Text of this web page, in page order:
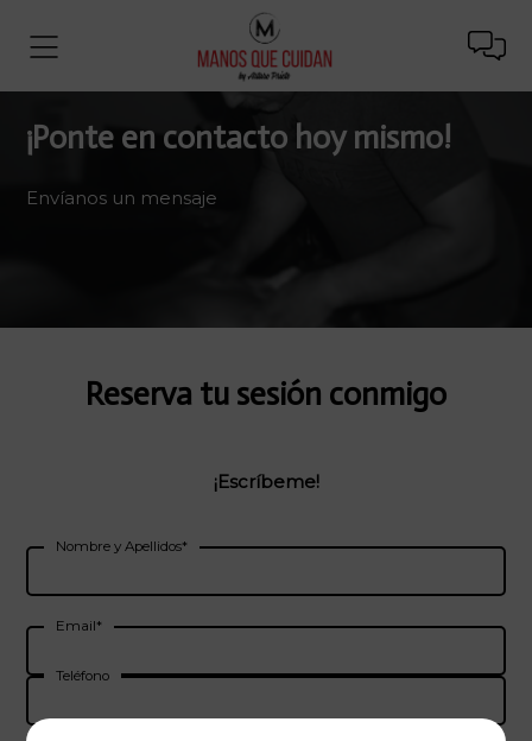
¡Ponte en contacto hoy mismo!
Envíanos un mensaje
Reserva tu sesión conmigo
¡Escríbeme!
Nombre y Apellidos*
Email*
Teléfono